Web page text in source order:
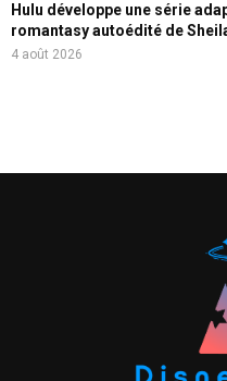
Hulu développe une série
romantasy autoédité de
4 août 2026